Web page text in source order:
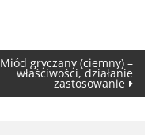
Miód gryczany (ciemny) –
właściwości, działanie
zastosowanie